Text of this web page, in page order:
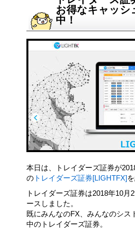
お得なキャッシ
中！
本日は、トレイダーズ証券が
の トレイダーズ証券[LIGHTFX]
トレイダーズ証券は2018年10
ースしました。
既にみんなのFX、みんなのシ
中のトレイダーズ証券。